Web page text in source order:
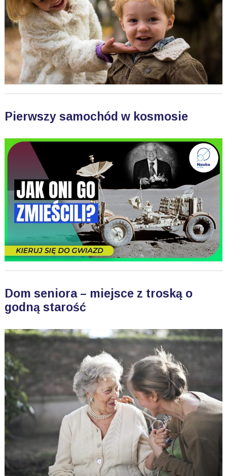
Pierwszy samochód w kosmosie
Dom seniora – miejsce z troską o
godną starość